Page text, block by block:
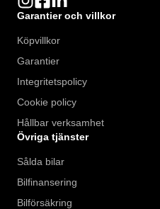
Garantier och villkor
Köpvillkor
Garantier
Integritetspolicy
Cookie policy
Hållbar verksamhet
Övriga tjänster
Sålda bilar
Bilfinansering
Bilförsäkring